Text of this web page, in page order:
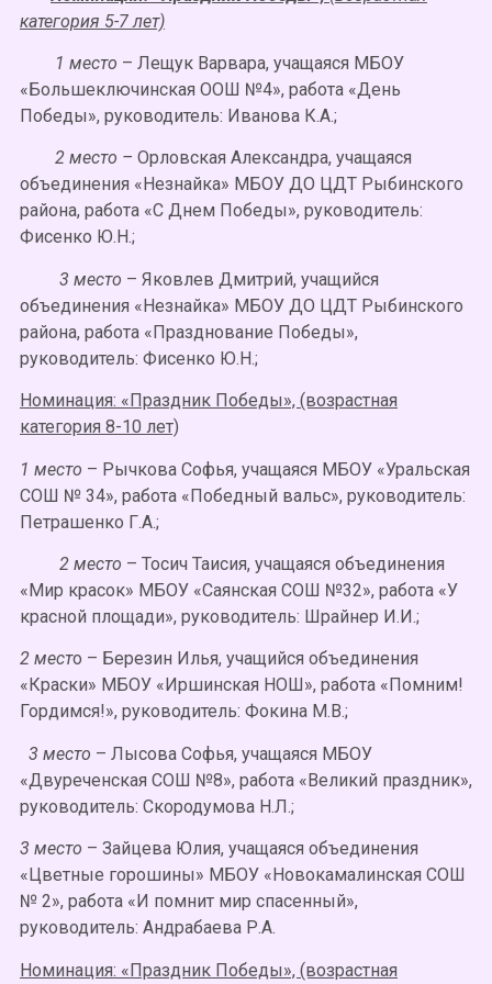
категория 5-7 лет)
1 место – Лещук Варвара, учащаяся МБОУ
«Большеключинская ООШ №4», работа «День
Победы», руководитель: Иванова К.А.;
2 место – Орловская Александра, учащаяся
объединения «Незнайка» МБОУ ДО ЦДТ Рыбинского
района, работа «С Днем Победы», руководитель:
Фисенко Ю.Н.;
3 место – Яковлев Дмитрий, учащийся
объединения «Незнайка» МБОУ ДО ЦДТ Рыбинского
района, работа «Празднование Победы»,
руководитель: Фисенко Ю.Н.;
Номинация: «Праздник Победы», (возрастная
категория 8-10 лет)
1 место – Рычкова Софья, учащаяся МБОУ «Уральская
СОШ № 34», работа «Победный вальс», руководитель:
Петрашенко Г.А.;
2 место – Тосич Таисия, учащаяся объединения
«Мир красок» МБОУ «Саянская СОШ №32», работа «У
красной площади», руководитель: Шрайнер И.И.;
2 место – Березин Илья, учащийся объединения
«Краски» МБОУ «Иршинская НОШ», работа «Помним!
Гордимся!», руководитель: Фокина М.В.;
3 место – Лысова Софья, учащаяся МБОУ
«Двуреченская СОШ №8», работа «Великий праздник»,
руководитель: Скородумова Н.Л.;
3 место – Зайцева Юлия, учащаяся объединения
«Цветные горошины» МБОУ «Новокамалинская СОШ
№ 2», работа «И помнит мир спасенный»,
руководитель: Андрабаева Р.А.
Номинация: «Праздник Победы», (возрастная